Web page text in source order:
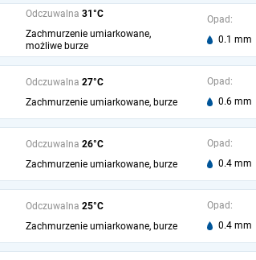
Odczuwalna 31°C
Zachmurzenie umiarkowane,
możliwe burze
Opad:
0.1 mm
Odczuwalna 27°C
Zachmurzenie umiarkowane, burze
Opad:
0.6 mm
Odczuwalna 26°C
Zachmurzenie umiarkowane, burze
Opad:
0.4 mm
Odczuwalna 25°C
Zachmurzenie umiarkowane, burze
Opad:
0.4 mm